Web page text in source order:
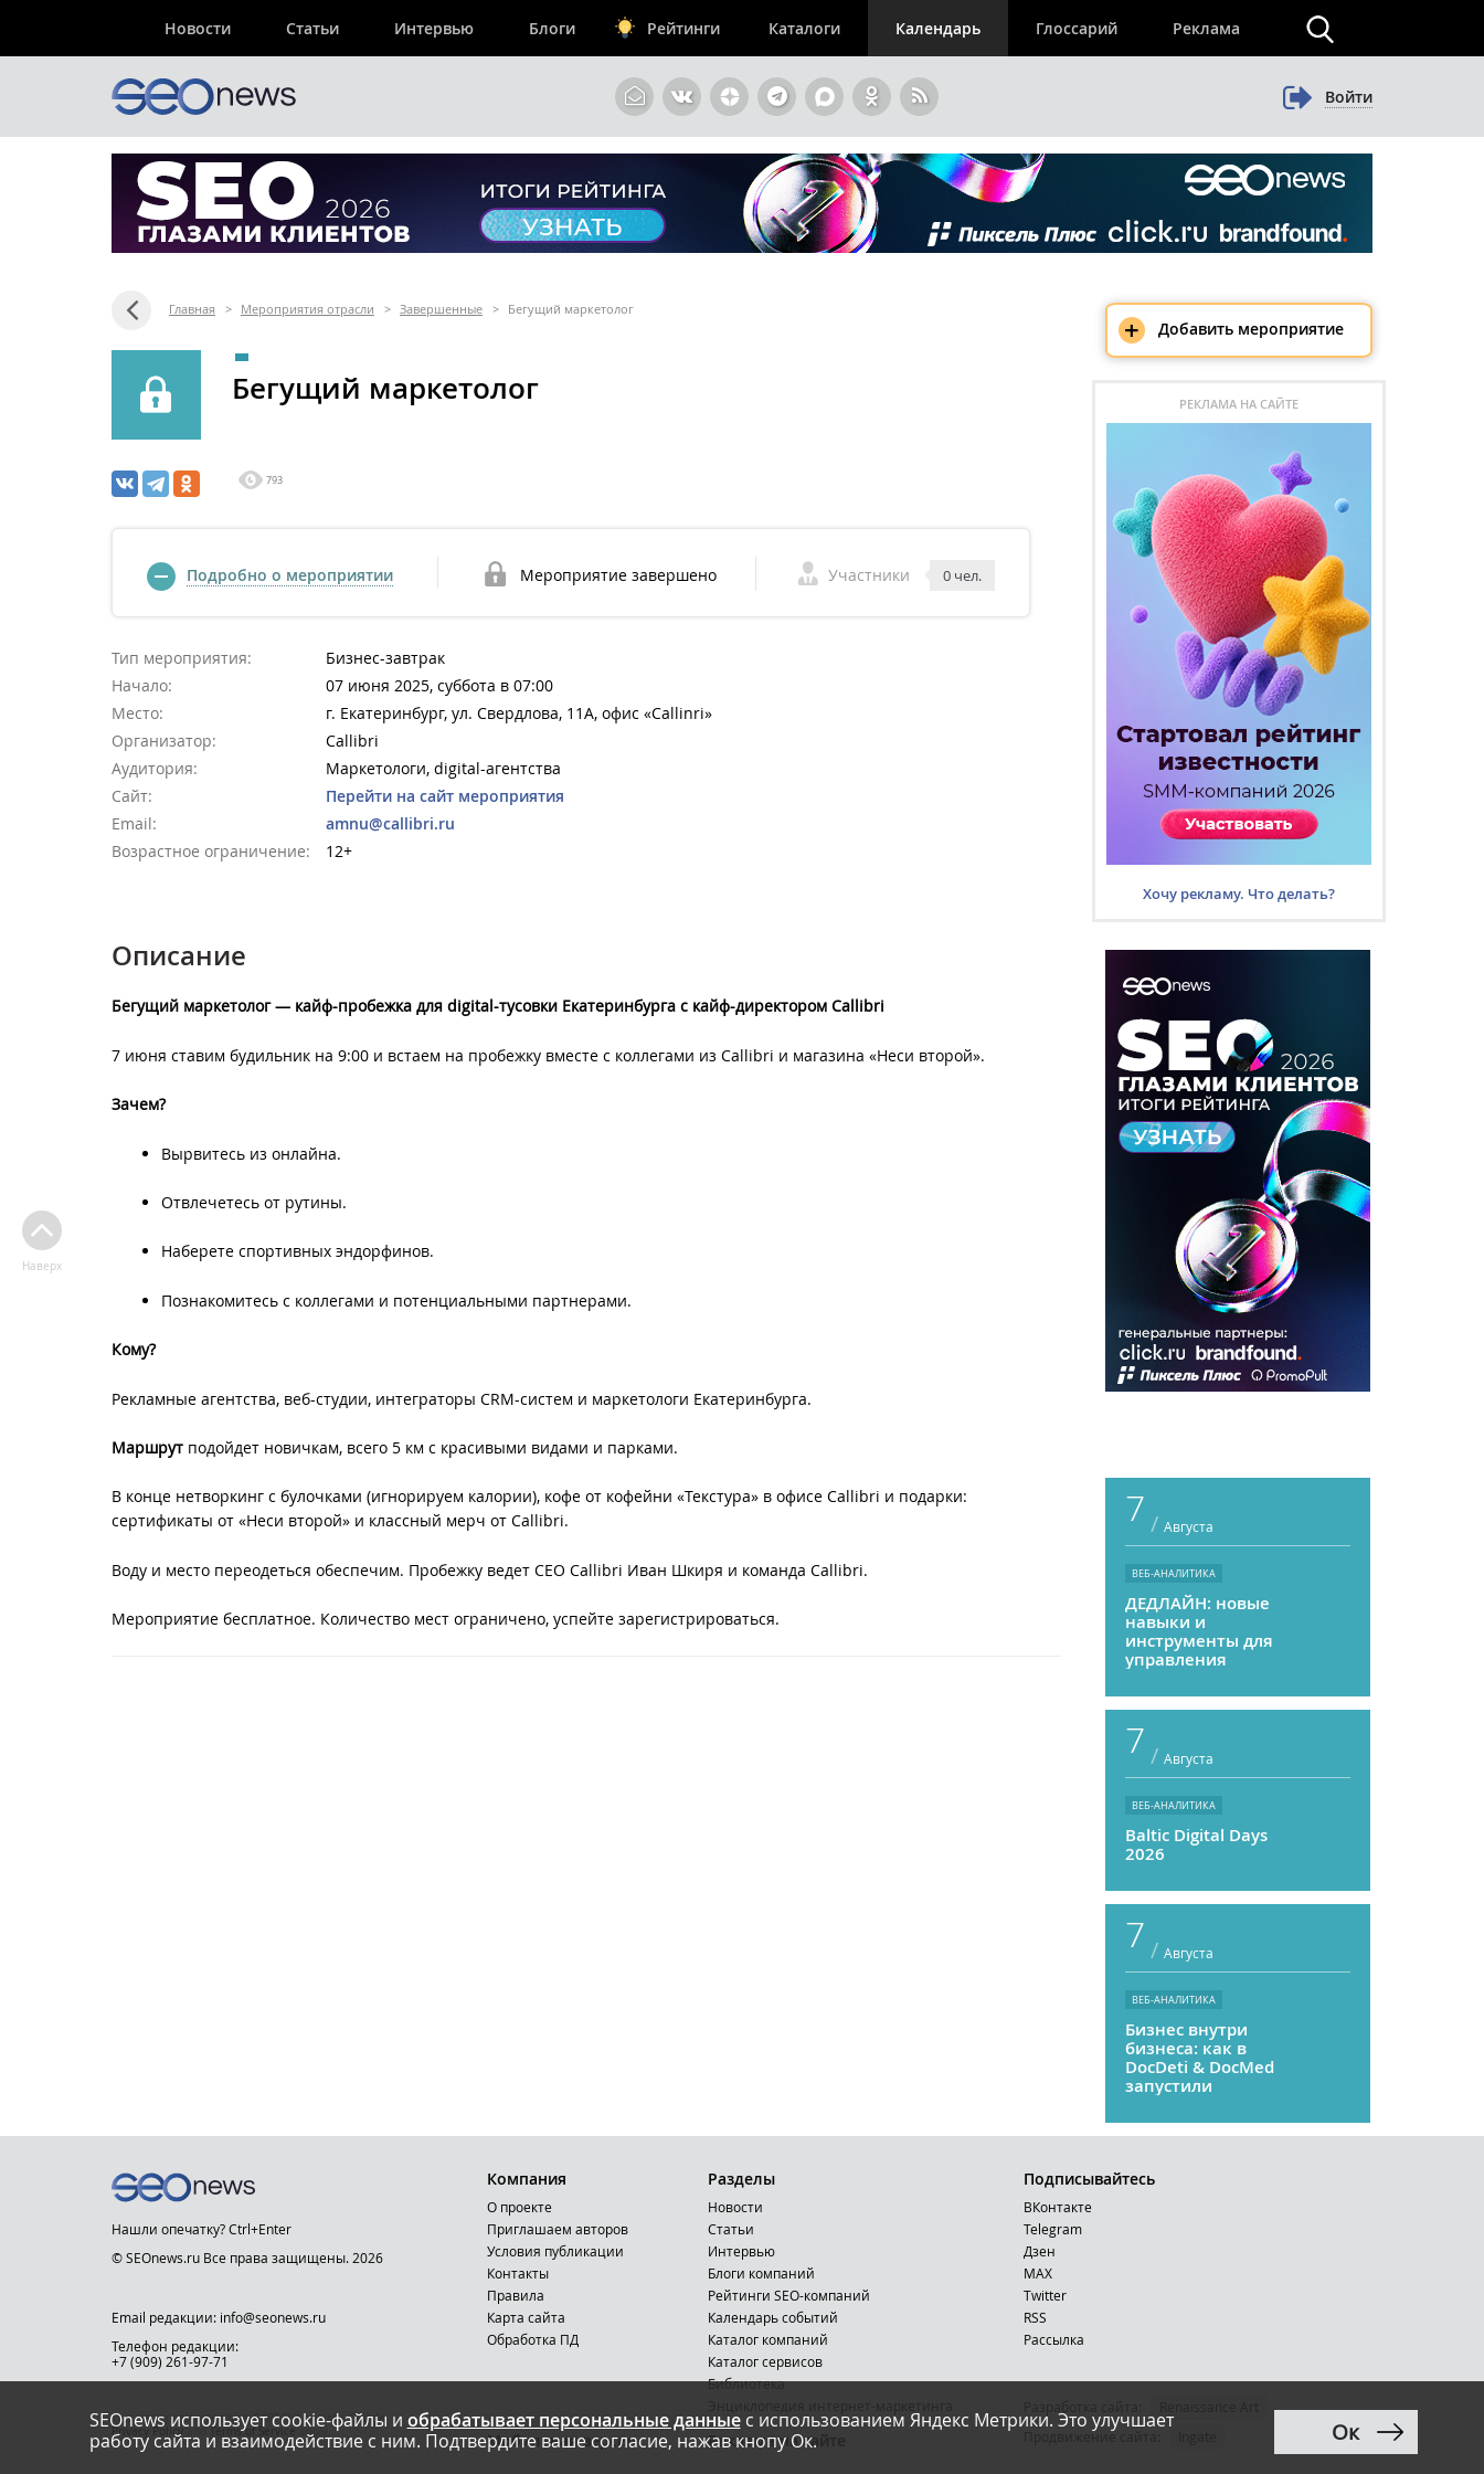
Новости Статьи Интервью Блоги Рейтинги Каталоги Календарь Глоссарий Реклама
Войти
Главная > Мероприятия отрасли > Завершенные > Бегущий маркетолог
Бегущий маркетолог
793
Подробно о мероприятии Мероприятие завершено Участники 0 чел.
Тип мероприятия:
Бизнес-завтрак
Начало:
07 июня 2025, суббота в 07:00
Место:
г. Екатеринбург, ул. Свердлова, 11А, офис «Callinri»
Организатор:
Callibri
Аудитория:
Маркетологи, digital-агентства
Сайт:
Перейти на сайт мероприятия
Email:
amnu@callibri.ru
Возрастное ограничение:
12+
Описание
Бегущий маркетолог — кайф-пробежка для digital-тусовки Екатеринбурга с кайф-директором Callibri
7 июня ставим будильник на 9:00 и встаем на пробежку вместе с коллегами из Callibri и магазина «Неси второй».
Зачем?
Вырвитесь из онлайна.
Отвлечетесь от рутины.
Наберете спортивных эндорфинов.
Познакомитесь с коллегами и потенциальными партнерами.
Кому?
Рекламные агентства, веб-студии, интеграторы CRM-систем и маркетологи Екатеринбурга.
Маршрут подойдет новичкам, всего 5 км с красивыми видами и парками.
В конце нетворкинг с булочками (игнорируем калории), кофе от кофейни «Текстура» в офисе Callibri и подарки:
сертификаты от «Неси второй» и классный мерч от Callibri.
Воду и место переодеться обеспечим. Пробежку ведет CEO Callibri Иван Шкиря и команда Callibri.
Мероприятие бесплатное. Количество мест ограничено, успейте зарегистрироваться.
Наверх
+ Добавить мероприятие
РЕКЛАМА НА САЙТЕ
Хочу рекламу. Что делать?
7 / Августа
ВЕБ-АНАЛИТИКА
ДЕДЛАЙН: новые
навыки и
инструменты для
управления
7 / Августа
ВЕБ-АНАЛИТИКА
Baltic Digital Days
2026
7 / Августа
ВЕБ-АНАЛИТИКА
Бизнес внутри
бизнеса: как в
DocDeti & DocMed
запустили
как стартап
SEOnews использует cookie-файлы и обрабатывает персональные данныес использованием Яндекс Метрики. Это улучшает
работу сайта и взаимодействие с ним. Подтвердите ваше согласие, нажав кнопу Ок.
Ок
Нашли опечатку? Ctrl+Enter
© SEOnews.ru Все права защищены. 2026
Email редакции: info@seonews.ru
Телефон редакции:
+7 (909) 261-97-71
This site is protected by reCAPTCHA and the Google
Privacy Policyand Terms of Serviceapply.
Компания
О проекте
Приглашаем авторов
Условия публикации
Контакты
Правила
Карта сайта
Обработка ПД
Мобильная версия
Разделы
Новости
Статьи
Интервью
Блоги компаний
Рейтинги SEO-компаний
Календарь событий
Каталог компаний
Каталог сервисов
Библиотека
Реклама на сайте
Подписывайтесь
ВКонтакте
Telegram
Дзен
MAX
Тwitter
RSS
Рассылка
Продвижение сайта
12+